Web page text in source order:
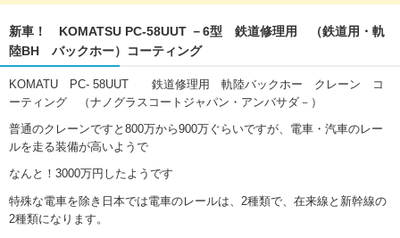
新車！ KOMATSU PC-58UUT －6型 鉄道修理用 （鉄道用・軌
陸BH バックホー）コーティング
KOMATU PC- 58UUT 鉄道修理用 軌陸バックホー クレーン コ
ーティング （ナノグラスコートジャパン・アンバサダ－）
普通のクレーンですと800万から900万ぐらいですが、電車・汽車のレー
ルを走る装備が高いようで
なんと！3000万円したようです
特殊な電車を除き日本では電車のレールは、2種類で、在来線と新幹線の
2種類になります。